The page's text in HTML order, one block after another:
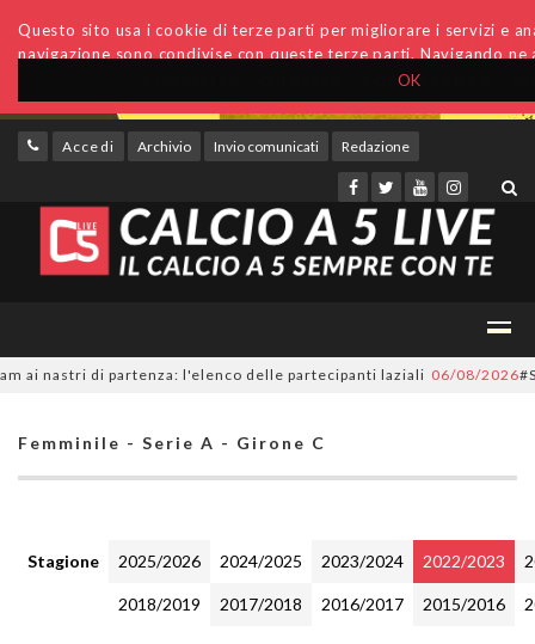
OK
Questo sito usa i cookie di terze parti per migliorare i servizi e
navigazione sono condivise con queste terze parti. Navigando
Accedi Archivio Invio comunicati Redazione
nastri di partenza: l'elenco delle partecipanti laziali 06/08/2026
Femminile - Serie A - Girone C
Stagione 2025/2026 2024/2025 2023/2024 2022/2023
2018/2019 2017/2018 2016/2017 2015/2016